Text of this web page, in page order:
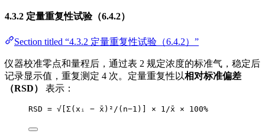
4.3.2 定量重复性试验（6.4.2）
Section titled “4.3.2 定量重复性试验（6.4.2）”
仪器校准零点和量程后，通过表 2 规定浓度的标准气，稳定后
记录显示值，重复测定 4 次。定量重复性以相对标准偏差
（RSD）
表示：
RSD = √[Σ(xᵢ − x̄)²/(n−1)] × 1/x̄ × 100%